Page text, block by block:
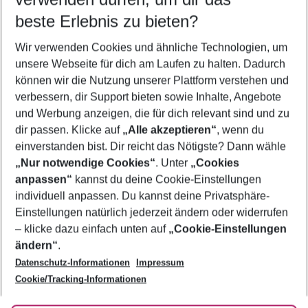
5-8 Nächte
2 Erwachsene Keine Kinder
Mehr Filter anzeigen
Footer
Footer navigation
Über uns
AGB
Bestpreisgarantie
Cookie-Einstellungen ändern
Cookie-Richtlinie
Agenturbetreuung
Barrierefreies Reisen
Folge uns
beste Erlebnis zu bieten?
Wir verwenden Cookies und ähnliche Technologien, um
unsere Webseite für dich am Laufen zu halten. Dadurch
können wir die Nutzung unserer Plattform verstehen und
verbessern, dir Support bieten sowie Inhalte, Angebote
und Werbung anzeigen, die für dich relevant sind und zu
dir passen. Klicke auf „Alle akzeptieren“, wenn du
einverstanden bist. Dir reicht das Nötigste? Dann wähle
„Nur notwendige Cookies“. Unter „Cookies
anpassen“ kannst du deine Cookie-Einstellungen
individuell anpassen. Du kannst deine Privatsphäre-
Einstellungen natürlich jederzeit ändern oder widerrufen
– klicke dazu einfach unten auf „Cookie-Einstellungen
ändern“.
Datenschutz-Informationen
Impressum
Cookie/Tracking-Informationen